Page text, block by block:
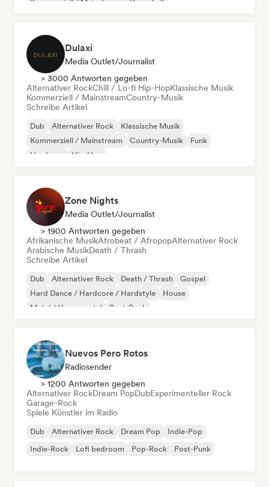
Kommerziell / Mainstream Dancehall
Dulaxi
Media Outlet/Journalist
> 3000 Antworten gegeben
Alternativer RockChill / Lo-fi Hip-HopKlassische Musik
Kommerziell / MainstreamCountry-Musik
Schreibe Artikel
Dub Alternativer Rock
Klassische Musik
Kommerziell / Mainstream
Country-Musik
Funk
Hardcore
Hip-Hop
Zone Nights
Media Outlet/Journalist
> 1900 Antworten gegeben
Afrikanische MusikAfrobeat / AfropopAlternativer Rock
Arabische MusikDeath / Thrash
Schreibe Artikel
Dub Alternativer Rock Death / Thrash
Gospel
Hard Dance / Hardcore / Hardstyle
House
Metal / Heavy metal
Post-Rock
Nuevos Pero Rotos
Radiosender
> 1200 Antworten gegeben
Alternativer RockDream PopDubExperimenteller Rock
Garage-Rock
Spiele Künstler im Radio
Dub Alternativer Rock Dream Pop
Indie-Pop
Indie-Rock
Lofi bedroom Pop-Rock Post-Punk